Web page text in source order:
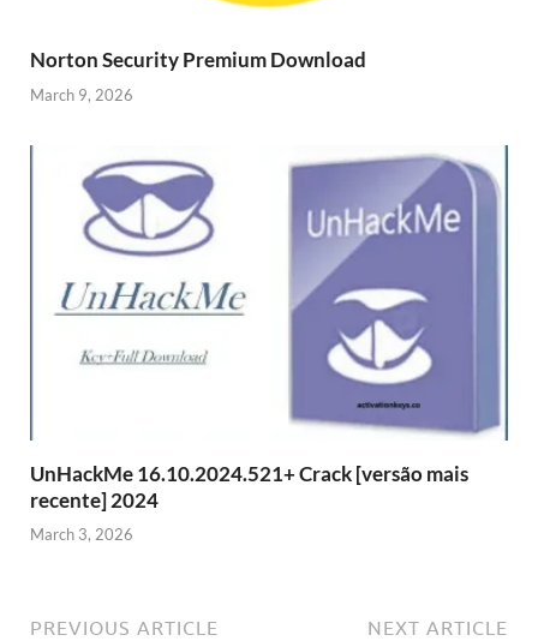
Norton Security Premium Download
March 9, 2026
UnHackMe 16.10.2024.521+ Crack [versão mais
recente] 2024
March 3, 2026
PREVIOUS ARTICLE NEXT ARTICLE